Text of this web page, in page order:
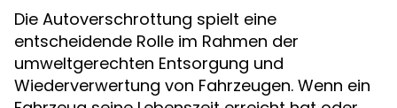
Die Autoverschrottung spielt eine
entscheidende Rolle im Rahmen der
umweltgerechten Entsorgung und
Wiederverwertung von Fahrzeugen. Wenn ein